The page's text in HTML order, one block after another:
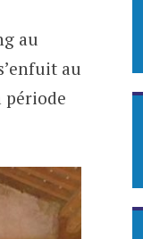
au
au
période